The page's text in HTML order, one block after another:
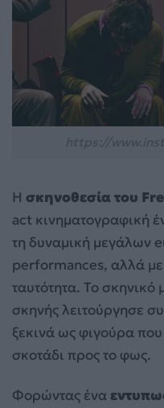
Η σκηνοθεσία του
act κινηματογραφική
τη δυναμική μεγάλων
performances, αλλά
ταυτότητα. Το σκηνικό
σκηνής λειτούργησε
ξεκινά ως φιγούρα
σκοτάδι προς το φως.
Φορώντας ένα